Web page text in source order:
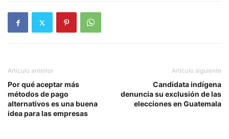
Artículo anterior
Por qué aceptar más
métodos de pago
alternativos es una buena
idea para las empresas
Artículo siguiente
Candidata indígena
denuncia su exclusión de las
elecciones en Guatemala